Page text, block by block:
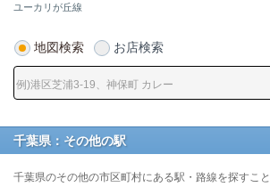
ユーカリが丘線
地図検索 お店検索
千葉県：その他の駅
千葉県のその他の市区町村にある駅・路線を探すこと